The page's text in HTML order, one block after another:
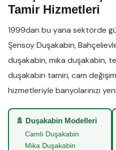
Tamir Hizmetleri
1999dan bu yana sektörde
Şensoy Duşakabin,
duşakabin,mika duşakabin,
duşakabin tamiri,cam
hizmetleriyle banyolarınızı
🚿 Duşakabin Modelleri
Camlı Duşakabin
Mika Duşakabin